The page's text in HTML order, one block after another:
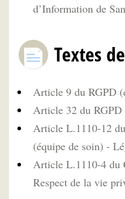
d’Information de
Textes
Article 9 du RGPD
Article 32 du RGPD
Article L.1110-12
(équipe de soin) -
Article L.1110-4 du
Respect de la vie